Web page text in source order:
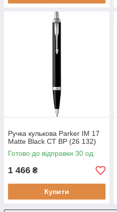
Ручка кулькова Parker IM 17
Matte Black CT BP (26 132)
Готово до відправки 30 од.
1 466 ₴
Купити